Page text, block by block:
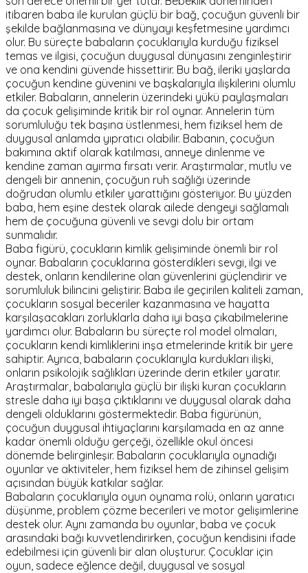
itibaren baba ile kurulan güçlü bir bağ, çocuğun güvenli bir
şekilde bağlanmasına ve dünyayı keşfetmesine yardımcı
olur. Bu süreçte babaların çocuklarıyla kurduğu fiziksel
temas ve ilgisi, çocuğun duygusal dünyasını zenginleştirir
ve ona kendini güvende hissettirir. Bu bağ, ileriki yaşlarda
çocuğun kendine güvenini ve başkalarıyla ilişkilerini olumlu
etkiler. Babaların, annelerin üzerindeki yükü paylaşmaları
da çocuk gelişiminde kritik bir rol oynar. Annelerin tüm
sorumluluğu tek başına üstlenmesi, hem fiziksel hem de
duygusal anlamda yıpratıcı olabilir. Babanın, çocuğun
bakımına aktif olarak katılması, anneye dinlenme ve
kendine zaman ayırma fırsatı verir. Araştırmalar, mutlu ve
dengeli bir annenin, çocuğun ruh sağlığı üzerinde
doğrudan olumlu etkiler yarattığını gösteriyor. Bu yüzden
baba, hem eşine destek olarak ailede dengeyi sağlamalı
hem de çocuğuna güvenli ve sevgi dolu bir ortam
sunmalıdır.
Baba figürü, çocukların kimlik gelişiminde önemli bir rol
oynar. Babaların çocuklarına gösterdikleri sevgi, ilgi ve
destek, onların kendilerine olan güvenlerini güçlendirir ve
sorumluluk bilincini geliştirir. Baba ile geçirilen kaliteli zaman,
çocukların sosyal beceriler kazanmasına ve hayatta
karşılaşacakları zorluklarla daha iyi başa çıkabilmelerine
yardımcı olur. Babaların bu süreçte rol model olmaları,
çocukların kendi kimliklerini inşa etmelerinde kritik bir yere
sahiptir. Ayrıca, babaların çocuklarıyla kurdukları ilişki,
onların psikolojik sağlıkları üzerinde derin etkiler yaratır.
Araştırmalar, babalarıyla güçlü bir ilişki kuran çocukların
stresle daha iyi başa çıktıklarını ve duygusal olarak daha
dengeli olduklarını göstermektedir. Baba figürünün,
çocuğun duygusal ihtiyaçlarını karşılamada en az anne
kadar önemli olduğu gerçeği, özellikle okul öncesi
dönemde belirginleşir. Babaların çocuklarıyla oynadığı
oyunlar ve aktiviteler, hem fiziksel hem de zihinsel gelişim
açısından büyük katkılar sağlar.
Babaların çocuklarıyla oyun oynama rolü, onların yaratıcı
düşünme, problem çözme becerileri ve motor gelişimlerine
destek olur. Aynı zamanda bu oyunlar, baba ve çocuk
arasındaki bağı kuvvetlendirirken, çocuğun kendisini ifade
edebilmesi için güvenli bir alan oluşturur. Çocuklar için
oyun, sadece eğlence değil, duygusal ve sosyal